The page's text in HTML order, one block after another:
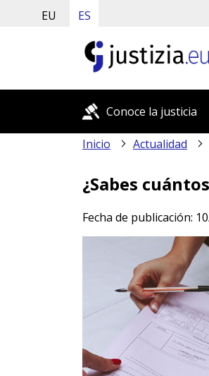
EU ES
Conoce la justicia
Inicio Actualidad
¿Sabes
Fecha de publicación: